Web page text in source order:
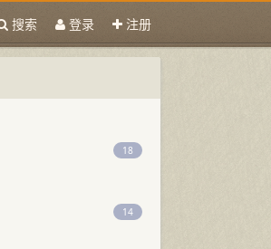
搜索 登录 注册
18
14